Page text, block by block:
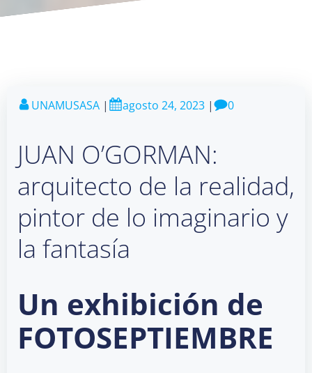
UNAMUSASA | agosto 24, 2023 | 0
JUAN O’GORMAN:
arquitecto de la realidad,
pintor de lo imaginario y
la fantasía
Un exhibición de
FOTOSEPTIEMBRE